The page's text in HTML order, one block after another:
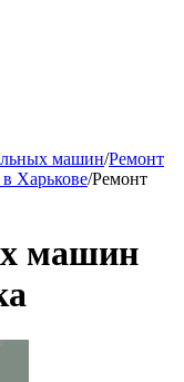
машин/Ремонт
Харькове/Ремонт
машин